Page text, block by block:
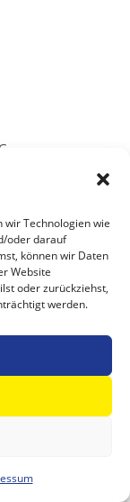
wir Technologien wie
oder darauf
können wir Daten
Website
oder zurückziehst,
werden.